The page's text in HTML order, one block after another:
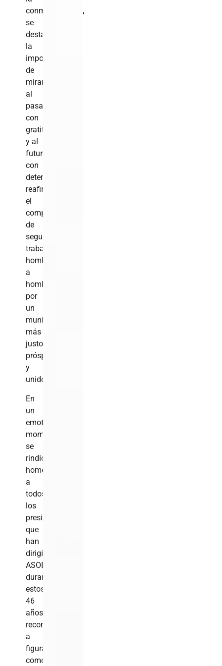
conmemoración,
se
destacó
la
importancia
de
mirar
al
pasado
con
gratitud
y al
futuro
con
determinación,
reafirmando
el
compromiso
de
seguir
trabajando
hombro
a
hombro
por
un
municipio
más
justo,
próspero
y
unido.
En
un
emotivo
momento,
se
rindió
homenaje
a
todos
los
presidentes
que
han
dirigido
ASODECÓN
durante
estos
46
años,
reconociendo
a
figuras
como